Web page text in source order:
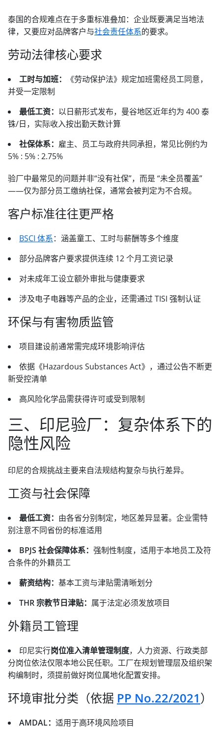
泰国的合规难点在于多重标准叠加：企业既要满足当地法
律，又要应对品牌客户与社会责任体系的要求。
劳动法律核心要求
工时与加班：
《劳动保护法》规定加班需经员工同意，
并受一定限制
最低工资： 以日薪形式发布，曼谷地区近年约为 400 泰
铢/日，实际收入按出勤天数计算
社保体系： 雇主、员工与政府共同承担，常见比例约为
5% : 5% : 2.75%
验厂中最常见的问题并非“没有社保”，而是 “未全员覆盖”
——仅为部分员工缴纳社保，通常会被判定为不合规。
客户标准往往更严格
BSCI 体系：涵盖童工、工时与薪酬等多个维度
部分品牌客户要求提供连续 12 个月工资记录
对未成年工设立额外审批与健康要求
涉及电子电器等产品的企业，还需通过 TISI 强制认证
环保与有害物质监管
项目建设前通常需完成环境影响评估
依据《Hazardous Substances Act》，通过公告不断更
新受控清单
高风险化学品需获得许可或受到限制
三、印尼验厂：复杂体系下的
隐性风险
印尼的合规挑战主要来自法规结构复杂与执行差异。
工资与社会保障
最低工资： 由各省分别制定，地区差异显著。企业需特
别注意不同省份的标准适用
BPJS 社会保障体系： 强制性制度，适用于本地员工及符
合条件的外籍员工
薪资结构： 基本工资与津贴需清晰划分
THR 宗教节日津贴： 属于法定必须发放项目
外籍员工管理
印尼实行岗位准入清单管理制度，人力资源、行政类部
分岗位依法仅限本地公民任职。工厂在规划管理层及组织架
构编制时，须提前做好岗位属地化配置安排。
环境审批分类（依据 PP No.22/2021）
AMDAL： 适用于高环境风险项目